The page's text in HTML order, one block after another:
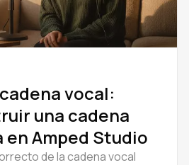
vocal:
una cadena
en Amped Studio
de la cadena vocal